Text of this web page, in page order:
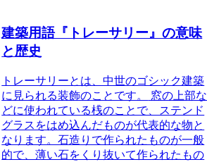
建築用語『トレーサリー』の意味
と歴史
トレーサリーとは、中世のゴシック建築
に見られる装飾のことです。
窓の上部な
どに使われている桟のことで、ステンド
グラスをはめ込んだものが代表的な物と
なります。石造りで作られたものが一般
的で、薄い石をくり抜いて作られたもの